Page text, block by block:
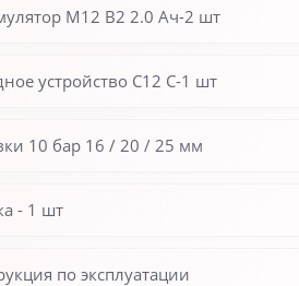
M12 B2 2.0 Ач-2 шт
устройство C12 C-1 шт
10 бар 16 / 20 / 25 мм
- 1 шт
по эксплуатации